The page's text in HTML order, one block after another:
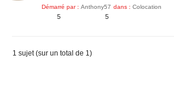
Démarré par : Anthony57 dans : Colocation
5 5
1 sujet (sur un total de 1)